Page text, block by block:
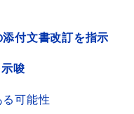
付文書改訂を指示
唆
可能性